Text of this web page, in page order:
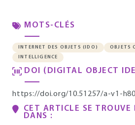
MOTS-CLÉS
INTERNET DES OBJETS (IDO)
OBJETS
INTELLIGENCE
DOI (DIGITAL OBJECT
https://doi.org/10.51257/a-v1-
CET ARTICLE SE TROUVE
DANS :